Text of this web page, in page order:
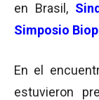
en Brasil,
Simposio
En el
estuvieron